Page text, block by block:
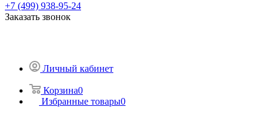
+7 (499) 938-95-24
Заказать звонок
Личный кабинет
Корзина0
Избранные товары0